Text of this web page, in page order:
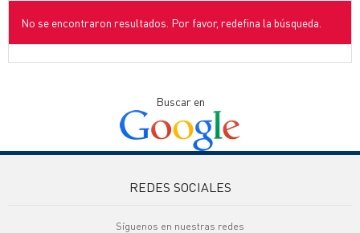
No se encontraron resultados. Por favor, redefina la búsqueda.
Buscar en
REDES SOCIALES
Síguenos en nuestras redes